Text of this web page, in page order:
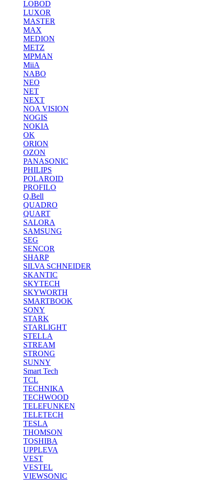
LOBOD
LUXOR
MASTER
MAX
MEDION
METZ
MPMAN
MiiA
NABO
NEO
NET
NEXT
NOA VISION
NOGIS
NOKIA
OK
ORION
OZON
PANASONIC
PHILIPS
POLAROID
PROFILO
Q.Bell
QUADRO
QUART
SALORA
SAMSUNG
SEG
SENCOR
SHARP
SILVA SCHNEIDER
SKANTIC
SKYTECH
SKYWORTH
SMARTBOOK
SONY
STARK
STARLIGHT
STELLA
STREAM
STRONG
SUNNY
Smart Tech
TCL
TECHNIKA
TECHWOOD
TELEFUNKEN
TELETECH
TESLA
THOMSON
TOSHIBA
UPPLEVA
VEST
VESTEL
VIEWSONIC